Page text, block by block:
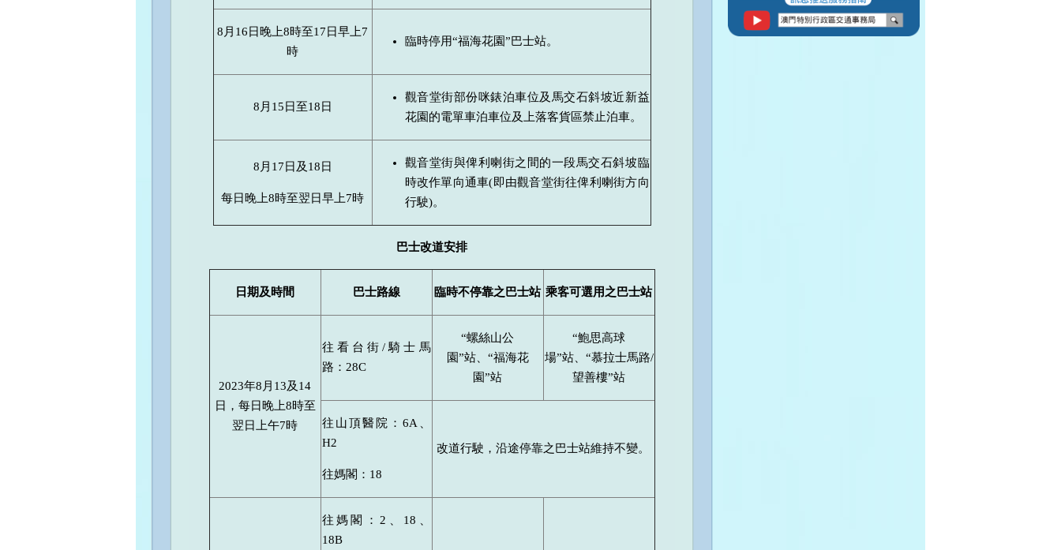
8月16日晚上8時至17日早上7
時
臨時停用“福海花園”巴士站。
8月15日至18日
觀音堂街部份咪錶泊車位及馬交石斜坡近新益
花園的電單車泊車位及上落客貨區禁止泊車。
8月17日及18日
每日晚上8時至翌日早上7時
觀音堂街與俾利喇街之間的一段馬交石斜坡臨
時改作單向通車(即由觀音堂街往俾利喇街方向
行駛)。
巴士改道安排
日期及時間 巴士路線 臨時不停靠之巴士站 乘客可選用之巴士站
2023年8月13及14
日，每日晚上8時至
翌日上午7時
往看台街/騎士馬
路：28C
“螺絲山公
園”站、“福海花
園”站
“鮑思高球
場”站、“慕拉士馬路/
望善樓”站
往山頂醫院：6A、
H2
往媽閣：18
改道行駛，沿途停靠之巴士站維持不變。
往媽閣：2、18、
18B